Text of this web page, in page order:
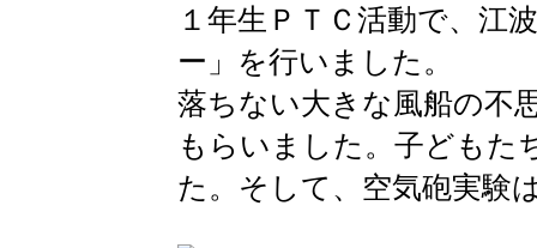
１年生ＰＴＣ活動で、江
ー」を行いました。
落ちない大きな風船の不
もらいました。子どもた
た。そして、空気砲実験